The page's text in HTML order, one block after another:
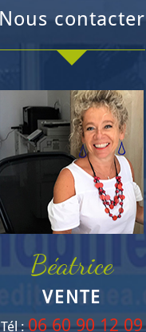
nous contacter
Béatrice
VENTE
Tél :06 60 90 12 09